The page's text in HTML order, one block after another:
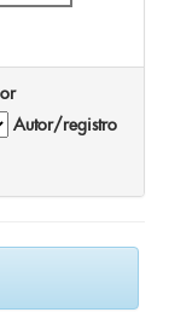
Autor/registro